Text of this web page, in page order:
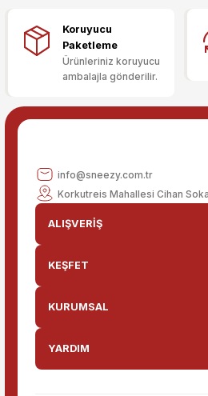
Ürün fiyatı diğer sitelerden daha
Bu ürüne benzer farklı alternatifler
Koruyucu
Paketleme
Ürünleriniz koruyucu
ambalajla gönderilir.
info@sneezy.com.tr
Korkutreis Mahallesi Cihan
ALIŞVERİŞ
KEŞFET
KURUMSAL
YARDIM